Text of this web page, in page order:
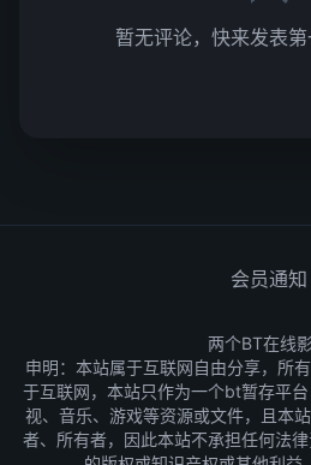
暂无评论，快来发表第
会员通知
两个BT在线
申明：本站属于互联网自由分享，所
于互联网，本站只作为一个bt暂存平
视、音乐、游戏等资源或文件，且本
者、所有者，因此本站不承担任何法